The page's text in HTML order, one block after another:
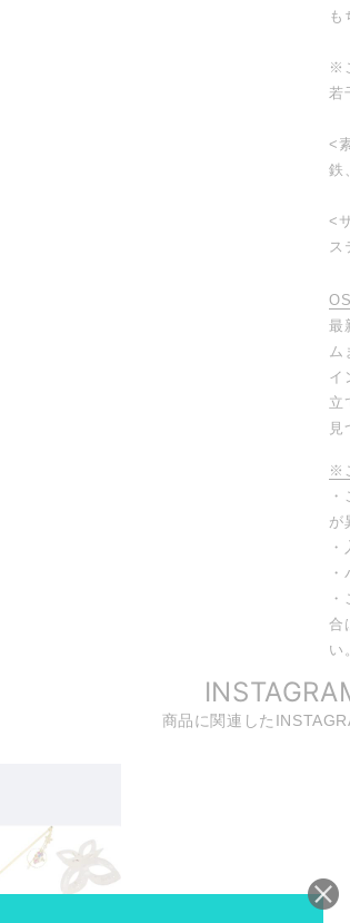
も
※
若
<
鉄
<
ス
最
ム
イ
立
見
※
が
合
い。
商品に関連した